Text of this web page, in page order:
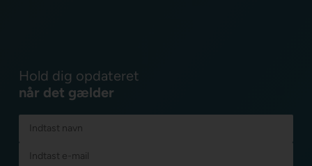
Hold dig opdateret
når det gælder